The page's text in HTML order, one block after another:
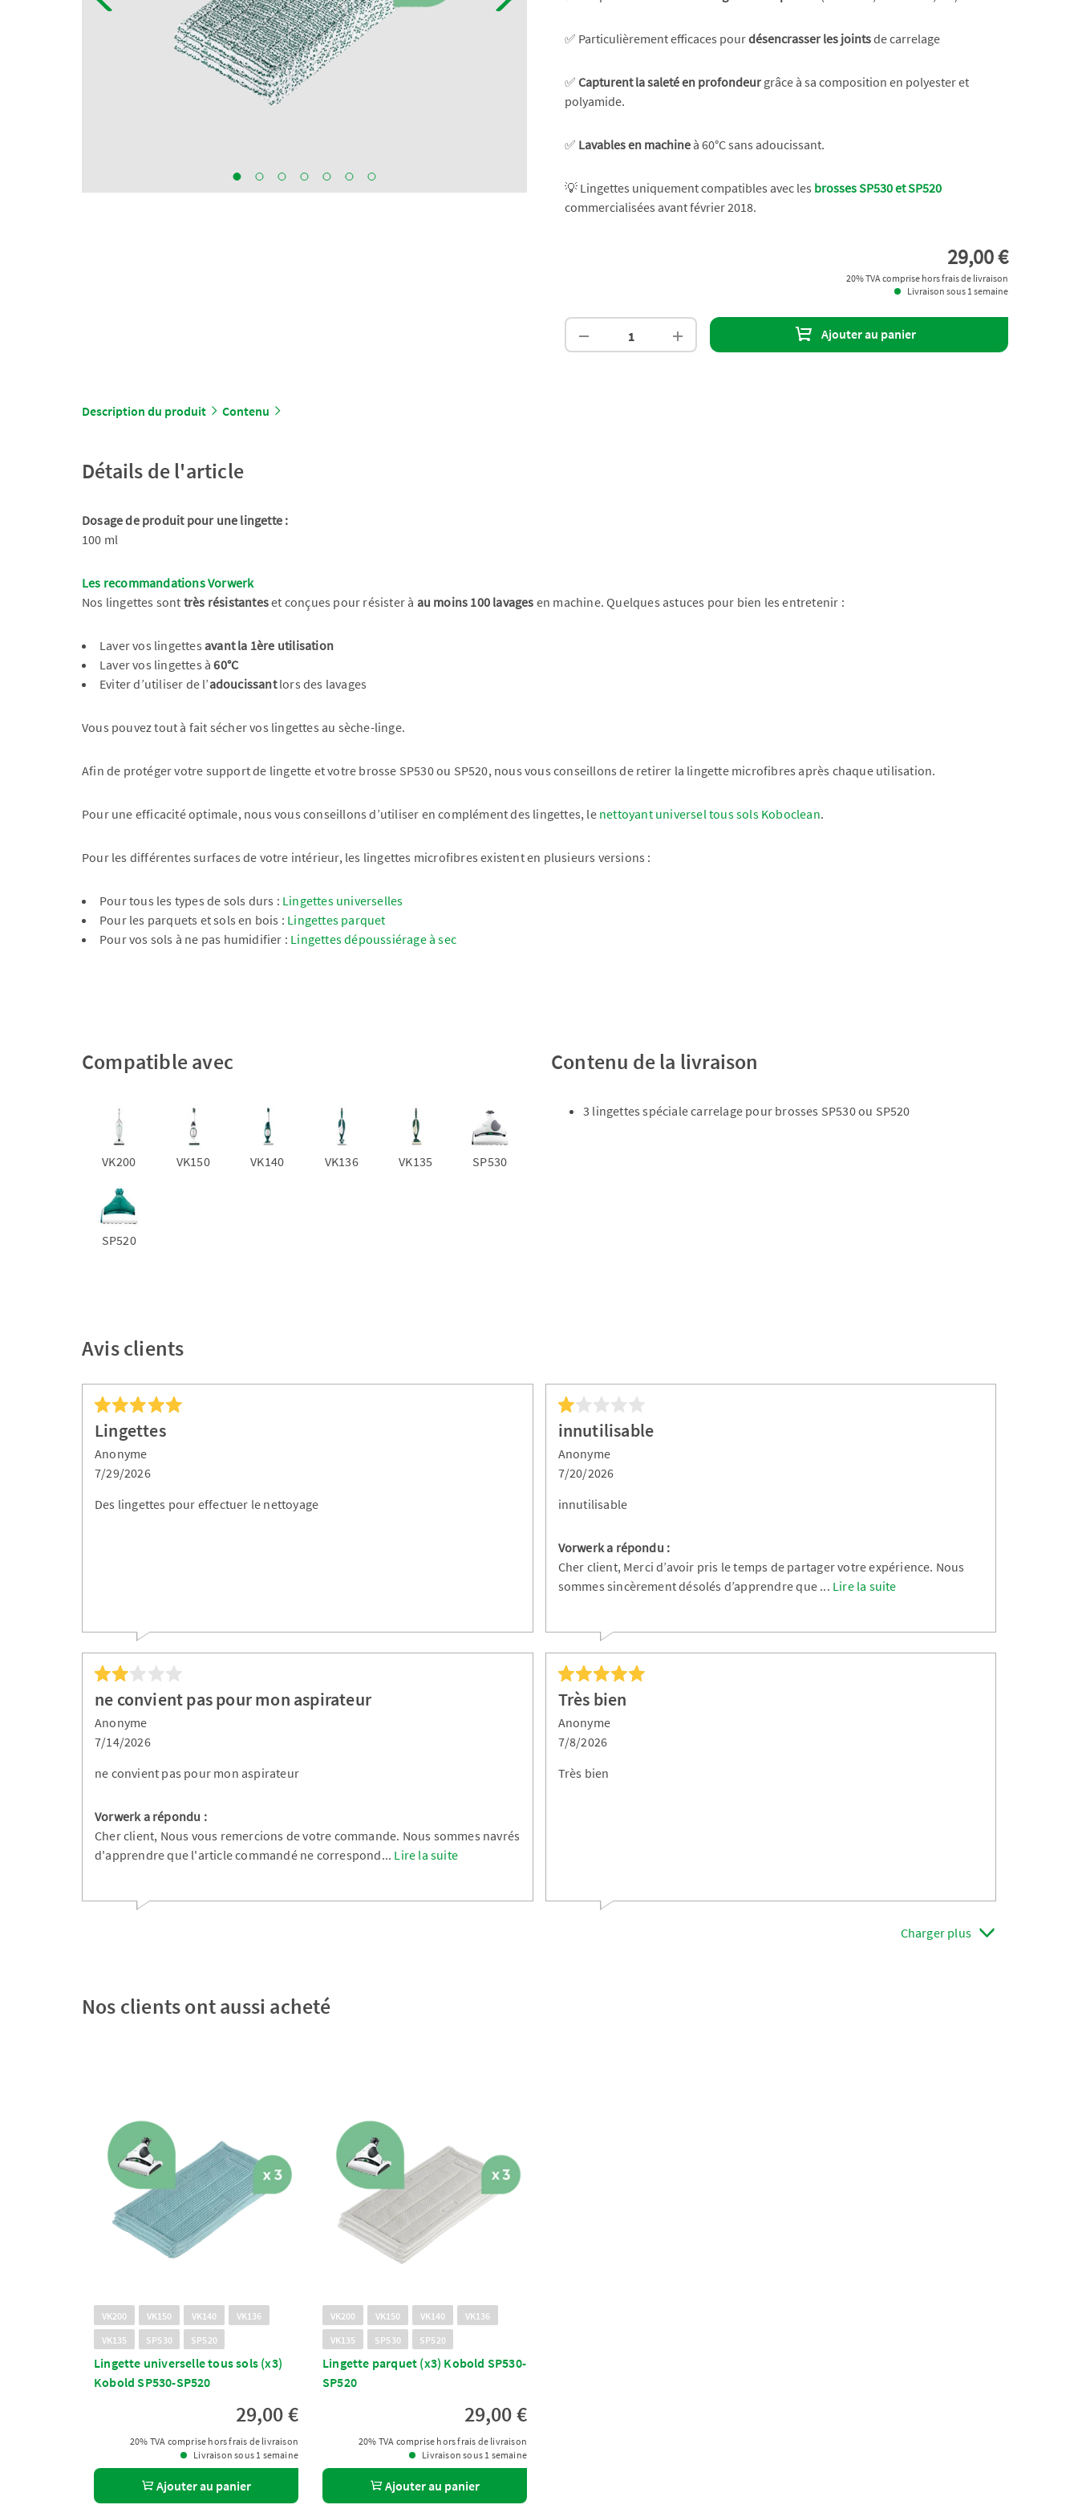
✅ Particulièrement efficaces pourdésencrasser les jointsde carrelage
✅ Capturent la saleté en profondeur grâce à sa composition en polyester et
polyamide.
✅ Lavables en machine à 60°C sans adoucissant.
💡 Lingettes uniquement compatibles avec les brosses SP530 et SP520
commercialisées avant février 2018.
29,00 €
20% TVA comprise hors frais de livraison
Livraison sous 1 semaine
Ajouter au panier
Description du produit Contenu
Détails de l'article
Dosage de produit pour une lingette :
100 ml
Les recommandations Vorwerk
Nos lingettes sont très résistanteset conçues pour résister à au moins 100 lavages en machine. Quelques astuces pour bien les entretenir :
Laver vos lingettes avant la 1ère utilisation
Laver vos lingettes à60°C
Eviter d’utiliser de l’adoucissantlors des lavages
Vous pouvez tout à fait sécher vos lingettes au sèche-linge.
Afin de protéger votre support de lingette et votre brosse SP530 ou SP520, nous vous conseillons de retirer la lingette microfibres après chaque utilisation.
Pour une efficacité optimale, nous vous conseillons d’utiliser en complément des lingettes, le nettoyant universel tous sols Koboclean.
Pour les différentes surfaces de votre intérieur, les lingettes microfibres existent en plusieurs versions :
Pour tous les types de sols durs : Lingettes universelles
Pour les parquets et sols en bois : Lingettes parquet
Pour vos sols à ne pas humidifier : Lingettes dépoussiérage à sec
Compatible avec
VK200 VK150 VK140 VK136 VK135 SP530
SP520
Contenu de la livraison
3 lingettes spéciale carrelage pour brosses SP530 ou SP520
Avis clients
Lingettes
Anonyme
7/29/2026
Des lingettes pour effectuer le nettoyage
innutilisable
Anonyme
7/20/2026
innutilisable
Vorwerk a répondu :
Cher client, Merci d’avoir pris le temps de partager votre expérience. Nous
sommes sincèrement désolés d’apprendre que ... Lire la suite
ne convient pas pour mon aspirateur
Anonyme
7/14/2026
ne convient pas pour mon aspirateur
Vorwerk a répondu :
Cher client, Nous vous remercions de votre commande. Nous sommes navrés
d'apprendre que l'article commandé ne correspond... Lire la suite
Très bien
Anonyme
7/8/2026
Très bien
Charger plus
Nos clients ont aussi acheté
VK200 VK150 VK140
VK136
VK135
SP530 SP520
Lingette universelle tous sols (x3)
Kobold SP530-SP520
29,00 €
20% TVA comprise hors frais de livraison
Livraison sous 1 semaine
Ajouter au panier
VK200 VK150 VK140
VK136
VK135
SP530 SP520
Lingette parquet (x3) Kobold SP530-
SP520
29,00 €
20% TVA comprise hors frais de livraison
Livraison sous 1 semaine
Ajouter au panier